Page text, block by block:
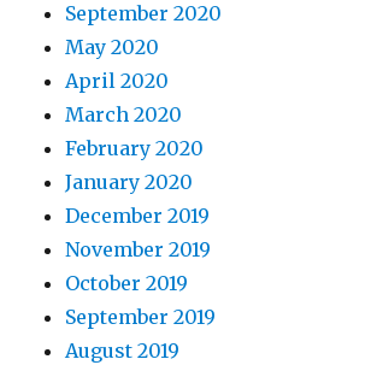
September 2020
May 2020
April 2020
March 2020
February 2020
January 2020
December 2019
November 2019
October 2019
September 2019
August 2019